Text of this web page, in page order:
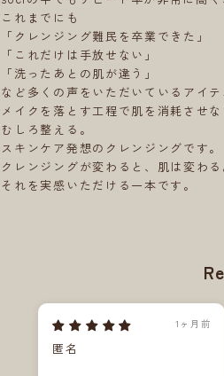
これまでにも
「クレンジング難民を卒業できた」
「これだけは手放せない」
「洗ったあとの肌が違う」
など多くの声をいただいているアイテ
メイクを落とす工程で肌を消耗させな
むしろ整える。
スキンケア発想のクレンジングです。
クレンジングが変わると、肌は変わる
それを実感いただける一本です。
1ヶ月前
匿名